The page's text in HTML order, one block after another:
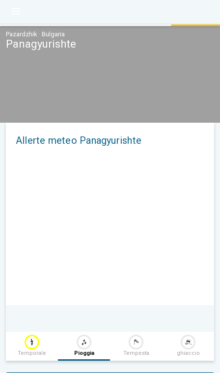
Pazardzhik · Bulgaria
Panagyurishte
Allerte meteo Panagyurishte
Temporale Pioggia Tempesta ghiaccio